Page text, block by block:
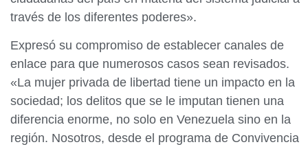
través de los diferentes poderes».
Expresó su compromiso de establecer canales de
enlace para que numerosos casos sean revisados.
«La mujer privada de libertad tiene un impacto en la
sociedad; los delitos que se le imputan tienen una
diferencia enorme, no solo en Venezuela sino en la
región. Nosotros, desde el programa de Convivencia